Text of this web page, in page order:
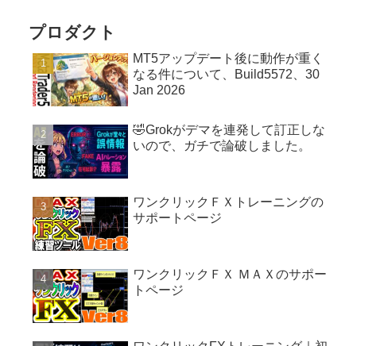
プロダクト
MT5アップデート後に動作が重く
なる件について、Build5572、30
Jan 2026
🤣Grokがデマを連発して訂正しな
いので、ガチで論破しました。
ワンクリックＦＸトレーニングの
サポートページ
ワンクリックＦＸ ＭＡＸのサポー
トページ